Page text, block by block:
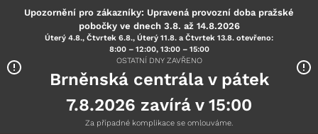
Upozornění pro zákazníky: Upravená provozní doba pražské
pobočky ve dnech 3.8. až 14.8.2026
Úterý 4.8., Čtvrtek 6.8., Úterý 11.8. a Čtvrtek 13.8. otevřeno:
8:00 – 12:00, 13:00 – 15:00
OSTATNÍ DNY ZAVŘENO
Brněnská centrála v pátek
7.8.2026 zavírá v 15:00
Za případné komplikace se omlouváme.